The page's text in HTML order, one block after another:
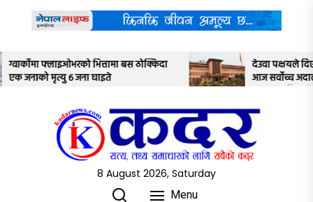
content
बस ठोक्किदा
देउवा पक्षयले दिएकोे पुनरावलोकन निवेदनमाथि
आज सर्वोच्च अदालतका तीन न्यायाधीशले
8 August 2026, Saturday
Menu